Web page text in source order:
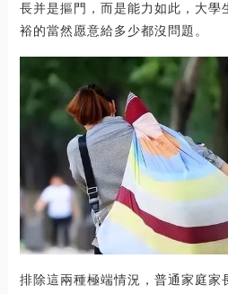
長并是摳門，而是能力如此，大學
裕的當然愿意給多少都沒問題。
排除這兩種極端情況，普通家庭家